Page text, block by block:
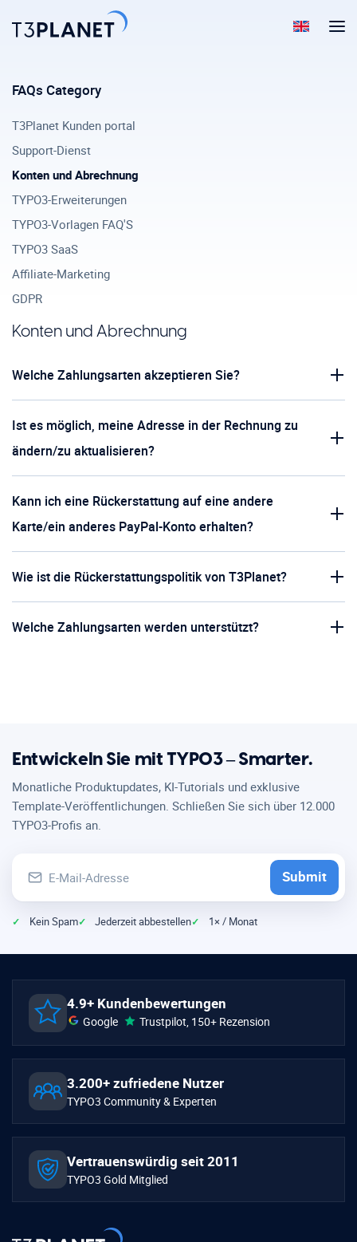
FAQs Category
T3Planet Kunden portal
Support-Dienst
Konten und Abrechnung
TYPO3-Erweiterungen
TYPO3-Vorlagen FAQ'S
TYPO3 SaaS
Affiliate-Marketing
GDPR
Konten und Abrechnung
Welche Zahlungsarten akzeptieren Sie?
Ist es möglich, meine Adresse in der Rechnung zu
ändern/zu aktualisieren?
Kann ich eine Rückerstattung auf eine andere
Karte/ein anderes PayPal-Konto erhalten?
Wie ist die Rückerstattungspolitik von T3Planet?
Welche Zahlungsarten werden unterstützt?
Entwickeln Sie mit TYPO3 – Smarter.
Monatliche Produktupdates, KI-Tutorials und exklusive
Template-Veröffentlichungen. Schließen Sie sich über 12.000
TYPO3-Profis an.
Submit
Kein Spam Jederzeit abbestellen 1× / Monat
4.9+ Kundenbewertungen
Google Trustpilot, 150+ Rezension
3.200+ zufriedene Nutzer
TYPO3 Community & Experten
Vertrauenswürdig seit 2011
TYPO3 Gold Mitglied